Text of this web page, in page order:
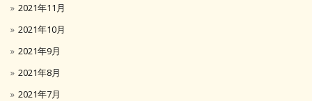
2021年11月
2021年10月
2021年9月
2021年8月
2021年7月